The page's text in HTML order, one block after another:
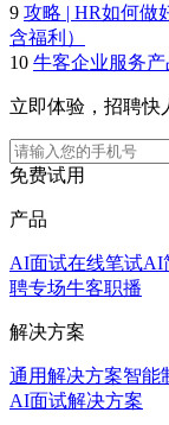
9 攻略 | HR如何做
含福利）
10 牛客企业服务
立即体验，招聘快
免费试用
产品
AI面试在线笔试AI
聘专场牛客职播
解决方案
通用解决方案智能
AI面试解决方案